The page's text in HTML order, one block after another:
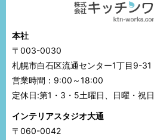
本社
〒003-0030
札幌市白石区流通センター1丁目9-31
営業時間：9:00～18:00
定休日:第1・3・5土曜日、日曜・祝日
インテリアスタジオ大通
〒060-0042